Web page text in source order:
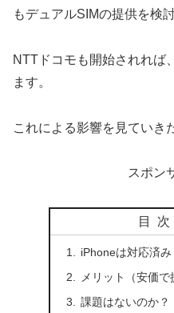
もデュアルSIMの提供を検
NTTドコモも開始されれば
ます。
これによる影響を見ていき
スポン
目次
iPhoneは対応済み
メリット（安価で
課題はないのか？